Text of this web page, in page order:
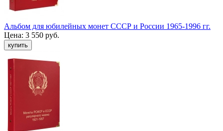
Альбом для юбилейных монет СССР и России 1965-1996 гг.
Цена: 3 550 руб.